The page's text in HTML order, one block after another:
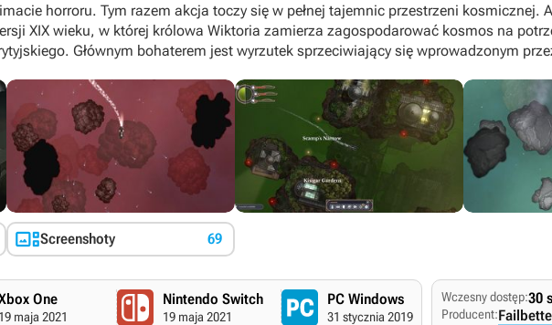
horroru. Tym razem akcja toczy się w pełnej tajemnic przestrzeni kosmicznej.
XIX wieku, w której królowa Wiktoria zamierza zagospodarować kosmos na
Głównym bohaterem jest wyrzutek sprzeciwiający się wprowadzonym
Screenshoty 69
One
19 maja 2021
Nintendo Switch
19 maja 2021
PC Windows
31 stycznia 2019
Wczesny dostęp:30
Producent: